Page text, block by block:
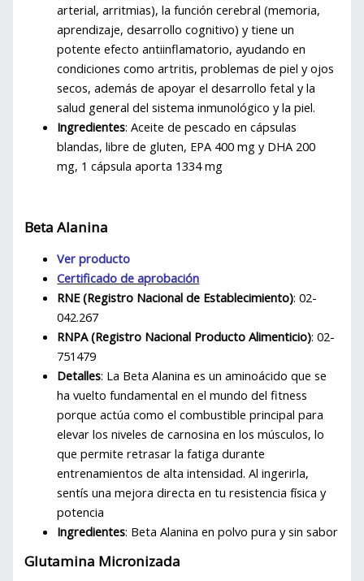
arterial, arritmias), la función cerebral (memoria,
aprendizaje, desarrollo cognitivo) y tiene un
potente efecto antiinflamatorio, ayudando en
condiciones como artritis, problemas de piel y ojos
secos, además de apoyar el desarrollo fetal y la
salud general del sistema inmunológico y la piel.
Ingredientes: Aceite de pescado en cápsulas
blandas, libre de gluten, EPA 400 mg y DHA 200
mg, 1 cápsula aporta 1334 mg
Beta Alanina
Ver producto
Certificado de aprobación
RNE (Registro Nacional de Establecimiento): 02-
042.267
RNPA (Registro Nacional Producto Alimenticio): 02-
751479
Detalles: La Beta Alanina es un aminoácido que se
ha vuelto fundamental en el mundo del fitness
porque actúa como el combustible principal para
elevar los niveles de carnosina en los músculos, lo
que permite retrasar la fatiga durante
entrenamientos de alta intensidad. Al ingerirla,
sentís una mejora directa en tu resistencia física y
potencia
Ingredientes: Beta Alanina en polvo pura y sin sabor
Glutamina Micronizada